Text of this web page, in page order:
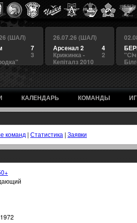
(ШАЛ)
7
3
26.07.26 (ШАЛ)
4
Арсенал 2
2
Крижинка -
Кепіталз 2010
КАЛЕНДАРЬ КОМАНДЫ
команд | Статистика | Заявки